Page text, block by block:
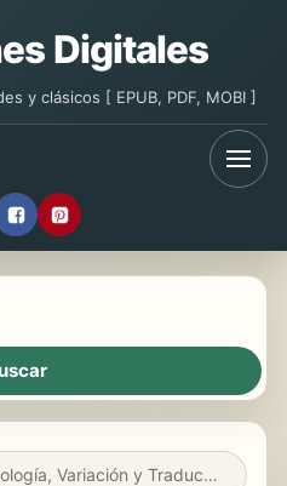
Digitales
y clásicos [ EPUB, PDF, MOBI ]
Fraseología, Variación y Traducción